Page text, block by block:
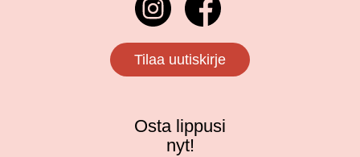
Tilaa uutiskirje
Osta lippusi
nyt!